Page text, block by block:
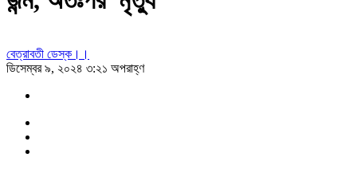
বেত্রাবতী ডেস্ক।।
ডিসেম্বর ৯, ২০২৪ ৩:২১ অপরাহ্ণ